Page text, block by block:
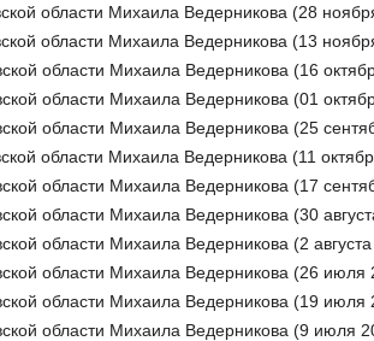
области Михаила Ведерникова (28
области Михаила Ведерникова (13
области Михаила Ведерникова (16
области Михаила Ведерникова (01
области Михаила Ведерникова (25
области Михаила Ведерникова (11
области Михаила Ведерникова (17
области Михаила Ведерникова (30
области Михаила Ведерникова (2
области Михаила Ведерникова (26 июля
области Михаила Ведерникова (19 июля
области Михаила Ведерникова (9 июля